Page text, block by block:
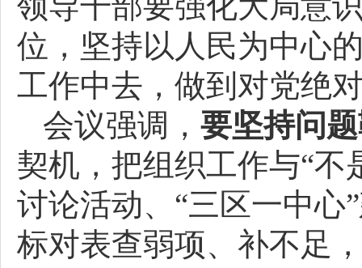
位，坚持以人民为中心
工作中去，做到对党绝
会议强调， 要坚持问
契机，把组织工作与“不
讨论活动、“三区一中心
标对表查弱项、补不足